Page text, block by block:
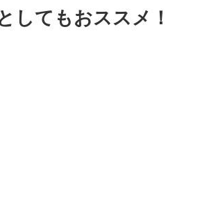
してもおススメ！